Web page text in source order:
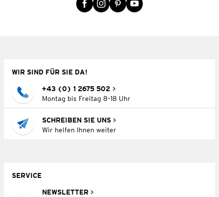
WIR SIND FÜR SIE DA!
+43 (0) 1 2675 502
Montag bis Freitag 8–18 Uhr
SCHREIBEN SIE UNS
Wir helfen Ihnen weiter
SERVICE
NEWSLETTER